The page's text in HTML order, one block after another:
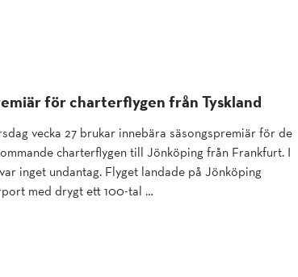
för charterflygen från Tyskland
vecka 27 brukar innebära säsongspremiär för de
charterflygen till Jönköping från Frankfurt. I
inget undantag. Flyget landade på Jönköping
med drygt ett 100-tal …